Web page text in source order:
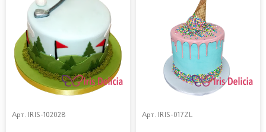
Арт. IRIS-102028 Арт. IRIS-017ZL